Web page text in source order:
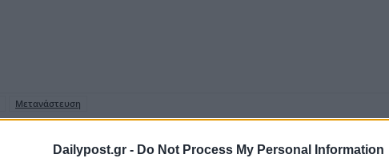
Dailypost.gr - Do Not Process My Personal Information
Μετανάστευση